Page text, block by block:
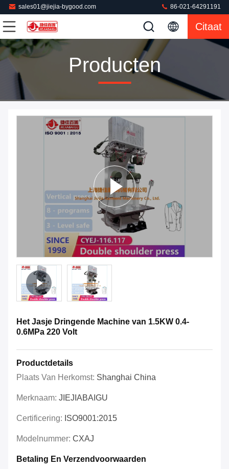
sales01@jiejia-bygood.com 86-021-64291191
Citaat
Producten
Het Jasje Dringende Machine van 1.5KW 0.4-
0.6MPa 220 Volt
Productdetails
Plaats Van Herkomst: Shanghai China
Merknaam: JIEJIABAIGU
Certificering: ISO9001:2015
Modelnummer: CXAJ
Betaling En Verzendvoorwaarden